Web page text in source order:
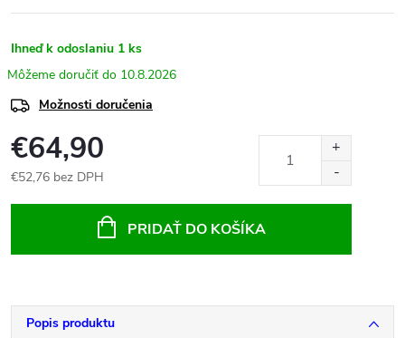
Ihneď k odoslaniu 1 ks
10.8.2026
Možnosti doručenia
€64,90
€52,76 bez DPH
PRIDAŤ DO KOŠÍKA
Popis produktu